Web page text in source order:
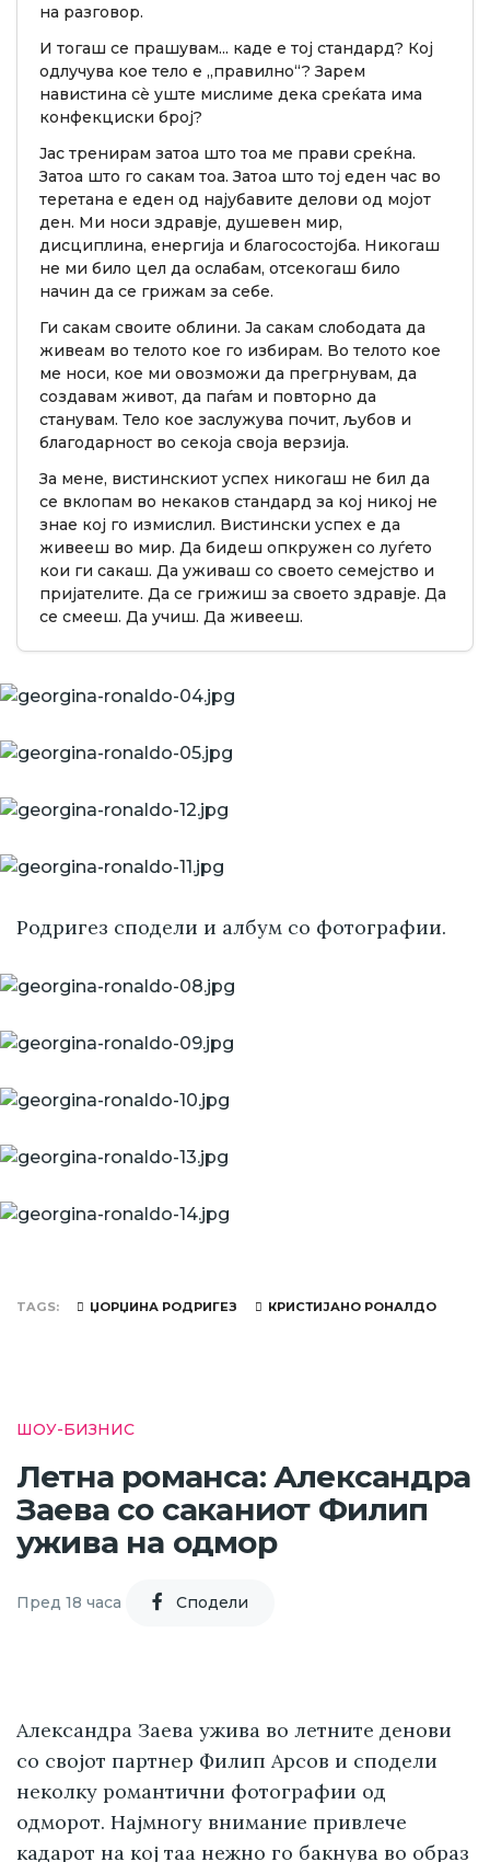
на разговор.
И тогаш се прашувам... каде е тој стандард? Кој
одлучува кое тело е „правилно“? Зарем
навистина сè уште мислиме дека среќата има
конфекциски број?
Јас тренирам затоа што тоа ме прави среќна.
Затоа што го сакам тоа. Затоа што тој еден час во
теретана е еден од најубавите делови од мојот
ден. Ми носи здравје, душевен мир,
дисциплина, енергија и благосостојба. Никогаш
не ми било цел да ослабам, отсекогаш било
начин да се грижам за себе.
Ги сакам своите облини. Ја сакам слободата да
живеам во телото кое го избирам. Во телото кое
ме носи, кое ми овозможи да прегрнувам, да
создавам живот, да паѓам и повторно да
станувам. Тело кое заслужува почит, љубов и
благодарност во секоја своја верзија.
За мене, вистинскиот успех никогаш не бил да
се вклопам во некаков стандард за кој никој не
знае кој го измислил. Вистински успех е да
живееш во мир. Да бидеш опкружен со луѓето
кои ги сакаш. Да уживаш со своето семејство и
пријателите. Да се грижиш за своето здравје. Да
се смееш. Да учиш. Да живееш.
Родригез сподели и албум со фотографии.
TAGS ЏОРЏИНА РОДРИГЕЗ КРИСТИЈАНО РОНАЛДО
ШОУ-БИЗНИС
Летна романса: Александра
Заева со саканиот Филип
ужива на одмор
Пред 18 часа Cподели
Александра Заева ужива во летните денови
со својот партнер Филип Арсов и сподели
неколку романтични фотографии од
одморот. Најмногу внимание привлече
кадарот на кој таа нежно го бакнува во образ